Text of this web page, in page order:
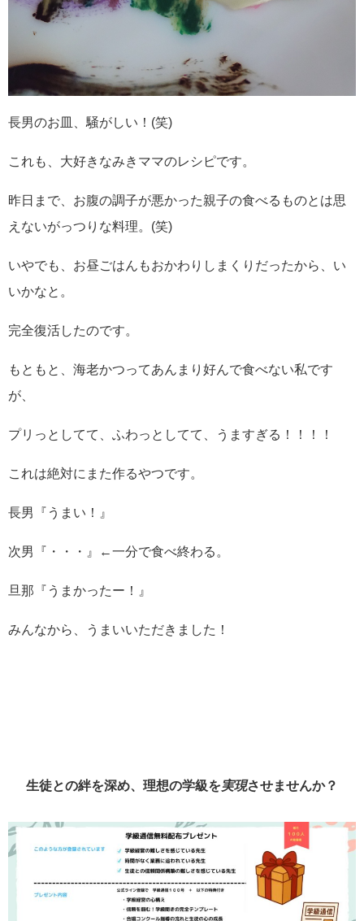
長男のお皿、騒がしい！(笑)
これも、大好きなみきママのレシピです。
昨日まで、お腹の調子が悪かった親子の食べるものとは思
えないがっつりな料理。(笑)
いやでも、お昼ごはんもおかわりしまくりだったから、い
いかなと。
完全復活したのです。
もともと、海老かつってあんまり好んで食べない私です
が、
プリっとしてて、ふわっとしてて、うますぎる！！！！
これは絶対にまた作るやつです。
長男『うまい！』
次男『・・・』←一分で食べ終わる。
旦那『うまかったー！』
みんなから、うまいいただきました！
生徒との絆を深め、理想の学級を実現させませんか？